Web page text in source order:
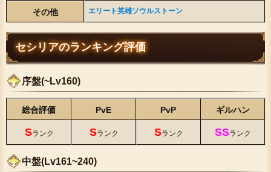
その他 エリート英雄ソウルストーン
セシリアのランキング評価
序盤(~Lv160)
総合評価 PvE PvP ギルハン
Sランク Sランク Sランク SSランク
中盤(Lv161~240)